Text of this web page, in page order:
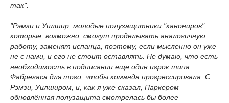
так".
"Рэмзи и Уилшир, молодые полузащитники "канониров",
которые, возможно, смогут проделывать аналогичную
работу, заменят испанца, поэтому, если мысленно он уже
не с нами, и его не стоит оставлять. Не думаю, что есть
необходимость в подписании еще один игрок типа
Фабрегаса для того, чтобы команда прогрессировала. С
Рэмзи, Уилширом, и, как я уже сказал, Паркером
обновлённая полузащита смотрелась бы более